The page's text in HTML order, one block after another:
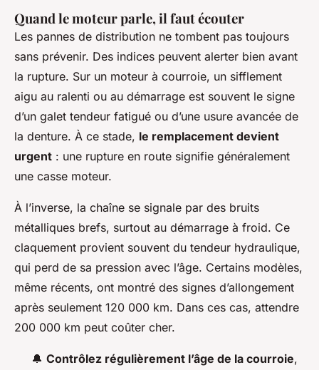
Quand le moteur parle, il faut écouter
Les pannes de distribution ne tombent pas toujours
sans prévenir. Des indices peuvent alerter bien avant
la rupture. Sur un moteur à courroie, un sifflement
aigu au ralenti ou au démarrage est souvent le signe
d’un galet tendeur fatigué ou d’une usure avancée de
la denture. À ce stade, le remplacement devient
urgent : une rupture en route signifie généralement
une casse moteur.
À l’inverse, la chaîne se signale par des bruits
métalliques brefs, surtout au démarrage à froid. Ce
claquement provient souvent du tendeur hydraulique,
qui perd de sa pression avec l’âge. Certains modèles,
même récents, ont montré des signes d’allongement
après seulement 120 000 km. Dans ces cas, attendre
200 000 km peut coûter cher.
🔔 Contrôlez régulièrement l’âge de la courroie,